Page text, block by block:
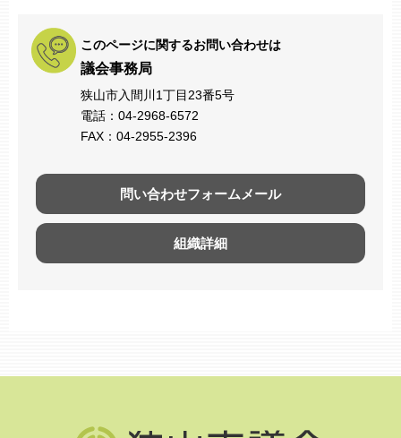
このページに関するお問い合わせは
議会事務局
狭山市入間川1丁目23番5号
電話：04-2968-6572
FAX：04-2955-2396
問い合わせフォームメール
組織詳細